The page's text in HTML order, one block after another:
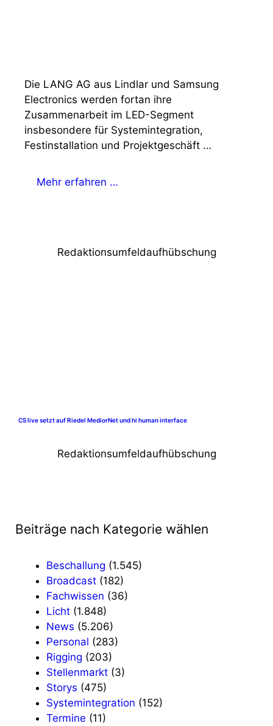
Die LANG AG aus Lindlar und Samsung
Electronics werden fortan ihre
Zusammenarbeit im LED-Segment
insbesondere für Systemintegration,
Festinstallation und Projektgeschäft …
Mehr erfahren …
Redaktionsumfeldaufhübschung
CS live setzt auf Riedel MediorNet und hi human interface
Redaktionsumfeldaufhübschung
Beiträge nach Kategorie wählen
Beschallung (1.545)
Broadcast (182)
Fachwissen (36)
Licht (1.848)
News (5.206)
Personal (283)
Rigging (203)
Stellenmarkt (3)
Storys (475)
Systemintegration (152)
Termine (11)